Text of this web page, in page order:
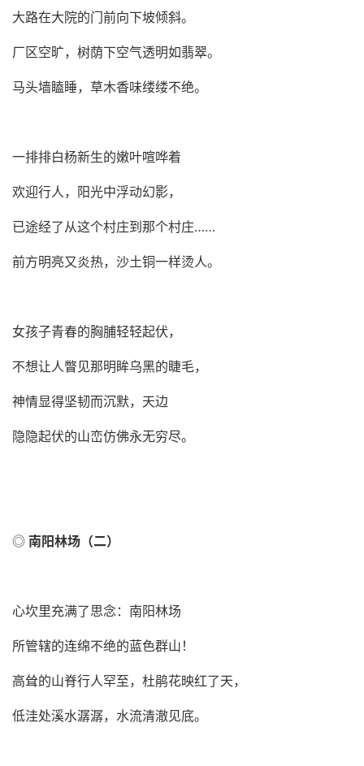
大路在大院的门前向下坡倾斜。
厂区空旷，树荫下空气透明如翡翠。
马头墙瞌睡，草木香味缕缕不绝。
一排排白杨新生的嫩叶喧哗着
欢迎行人，阳光中浮动幻影，
已途经了从这个村庄到那个村庄……
前方明亮又炎热，沙土铜一样烫人。
女孩子青春的胸脯轻轻起伏，
不想让人瞥见那明眸乌黑的睫毛，
神情显得坚韧而沉默，天边
隐隐起伏的山峦仿佛永无穷尽。
◎ 南阳林场（二）
心坎里充满了思念：南阳林场
所管辖的连绵不绝的蓝色群山！
高耸的山脊行人罕至，杜鹃花映红了天，
低洼处溪水潺潺，水流清澈见底。